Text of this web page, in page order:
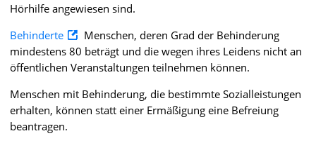
Hörhilfe angewiesen sind.
Behinderte
Menschen, deren Grad der Behinderung
mindestens 80 beträgt und die wegen ihres Leidens nicht an
öffentlichen Veranstaltungen teilnehmen können.
Menschen mit Behinderung, die bestimmte Sozialleistungen
erhalten, können statt einer Ermäßigung eine Befreiung
beantragen.